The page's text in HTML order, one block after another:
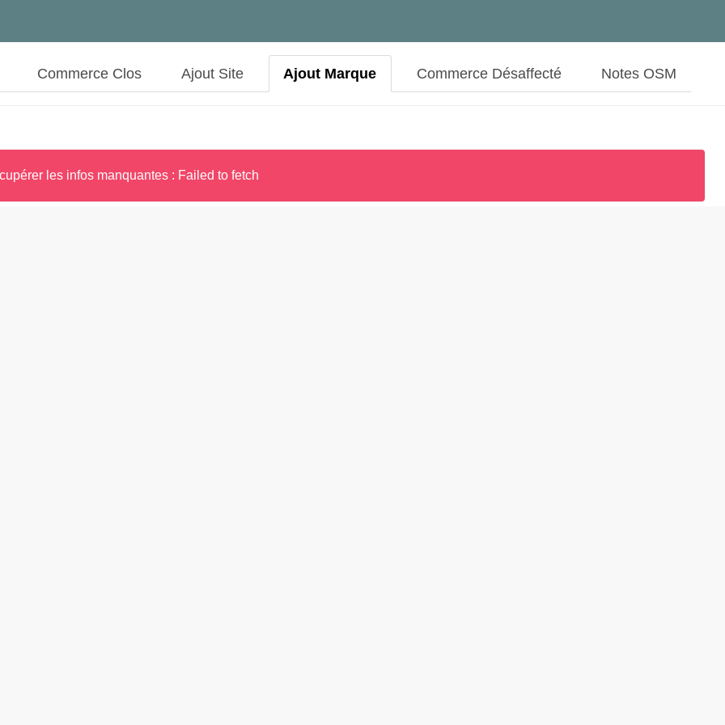
Commerce Clos Ajout Site Ajout Marque Commerce Désaffecté Notes OSM
les infos manquantes : Failed to fetch